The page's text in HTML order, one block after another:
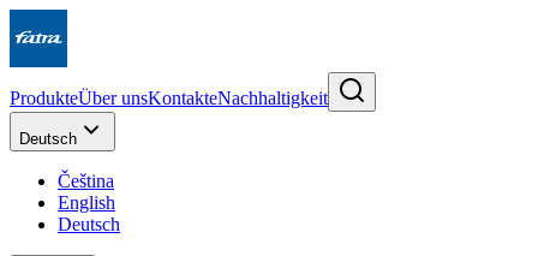
ProdukteÜber unsKontakteNachhaltigkeit
Deutsch
Čeština
English
Deutsch